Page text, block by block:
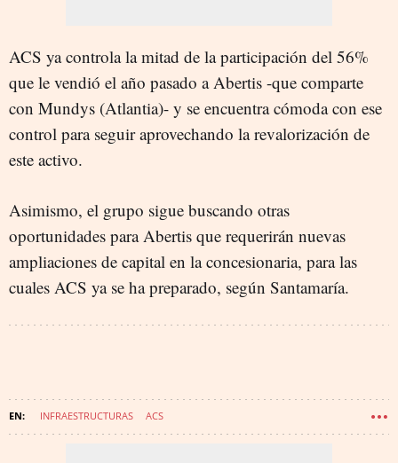
ACS ya controla la mitad de la participación del 56%
que le vendió el año pasado a Abertis -que comparte
con Mundys (Atlantia)- y se encuentra cómoda con ese
control para seguir aprovechando la revalorización de
este activo.
Asimismo, el grupo sigue buscando otras
oportunidades para Abertis que requerirán nuevas
ampliaciones de capital en la concesionaria, para las
cuales ACS ya se ha preparado, según Santamaría.
INFRAESTRUCTURAS ACS